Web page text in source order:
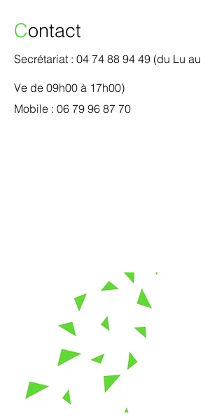
Contact
Secrétariat : 04 74 88 94 49 (du Lu au
Ve de 09h00 à 17h00)
Mobile : 06 79 96 87 70